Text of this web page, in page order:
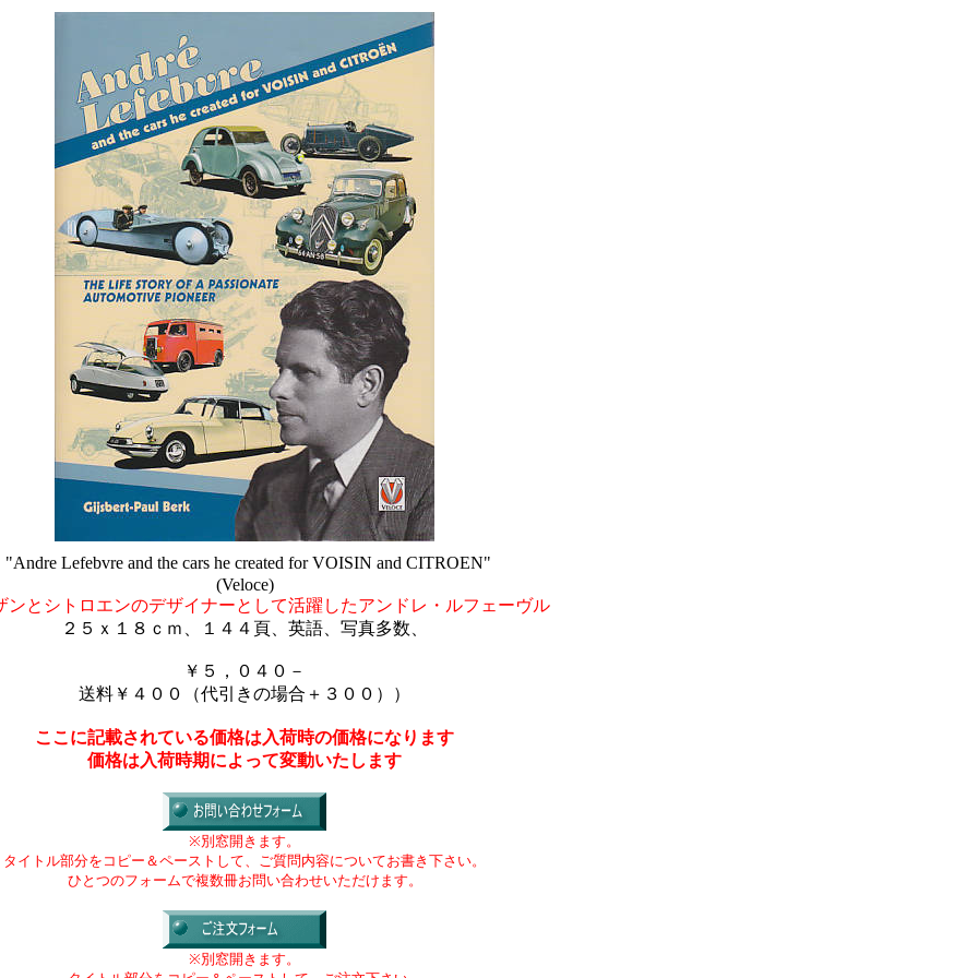
"Andre Lefebvre and the cars he created for VOISIN and CITROEN"
(Veloce)
ンとシトロエンのデザイナーとして活躍したアンドレ・ルフェーヴル
２５ｘ１８ｃｍ、１４４頁、英語、写真多数、
￥５，０４０－
送料￥４００（代引きの場合＋３００））
ここに記載されている価格は入荷時の価格になります
価格は入荷時期によって変動いたします
※別窓開きます。
タイトル部分をコピー＆ペーストして、ご質問内容についてお書き下さい。
ひとつのフォームで複数冊お問い合わせいただけます。
※別窓開きます。